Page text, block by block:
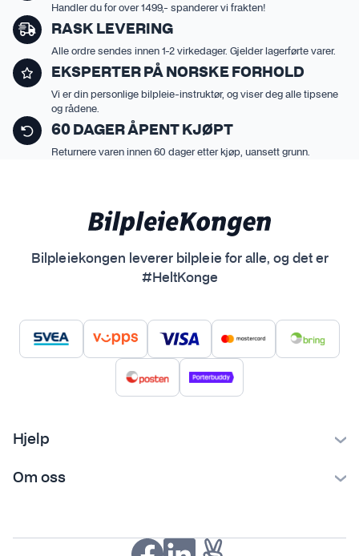
Handler du for over 1499,- spanderer vi frakten!
RASK LEVERING
Alle ordre sendes innen 1-2 virkedager. Gjelder lagerførte varer.
EKSPERTER PÅ NORSKE FORHOLD
Vi er din personlige bilpleie-instruktør, og viser deg alle tipsene
og rådene.
60 DAGER ÅPENT KJØPT
Returnere varen innen 60 dager etter kjøp, uansett grunn.
Bilpleiekongen leverer bilpleie for alle, og det er
#HeltKonge
Hjelp
Ofte stilte spørsmål
Om oss